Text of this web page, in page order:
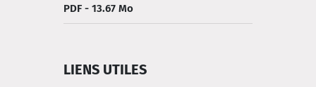
PDF - 13.67 Mo
LIENS UTILES